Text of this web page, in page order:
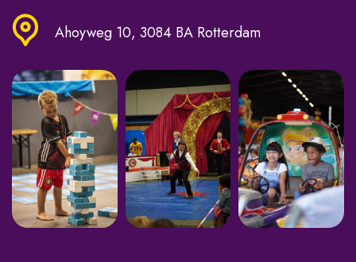
Ahoyweg 10, 3084 BA Rotterdam